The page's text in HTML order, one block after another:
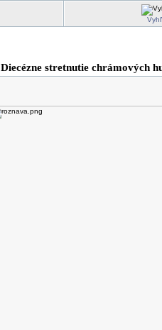
Diecézne stretnutie chrámových